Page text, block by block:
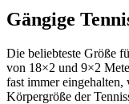
Gängige
Die beliebteste Größe
von 18×2 und 9×2
fast immer eingehalten,
Körpergröße der